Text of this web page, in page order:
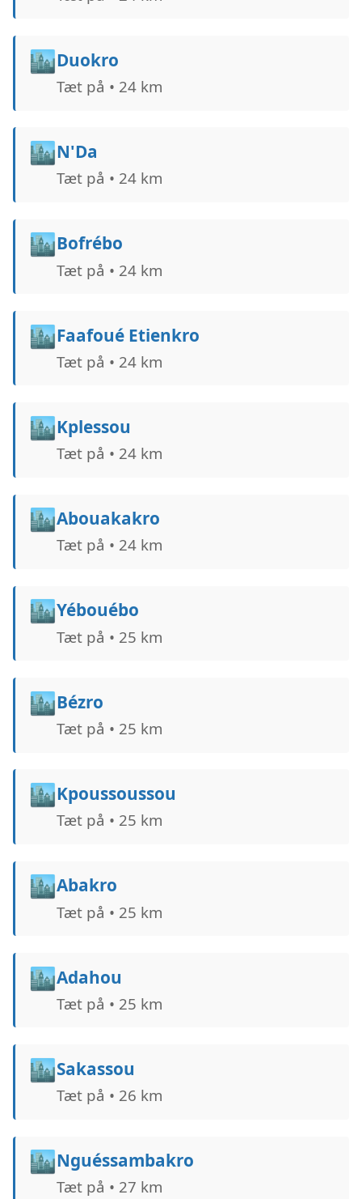
🏙️Duokro
Tæt på • 24 km
🏙️N'Da
Tæt på • 24 km
🏙️Bofrébo
Tæt på • 24 km
🏙️Faafoué Etienkro
Tæt på • 24 km
🏙️Kplessou
Tæt på • 24 km
🏙️Abouakakro
Tæt på • 24 km
🏙️Yébouébo
Tæt på • 25 km
🏙️Bézro
Tæt på • 25 km
🏙️Kpoussoussou
Tæt på • 25 km
🏙️Abakro
Tæt på • 25 km
🏙️Adahou
Tæt på • 25 km
🏙️Sakassou
Tæt på • 26 km
🏙️Nguéssambakro
Tæt på • 27 km